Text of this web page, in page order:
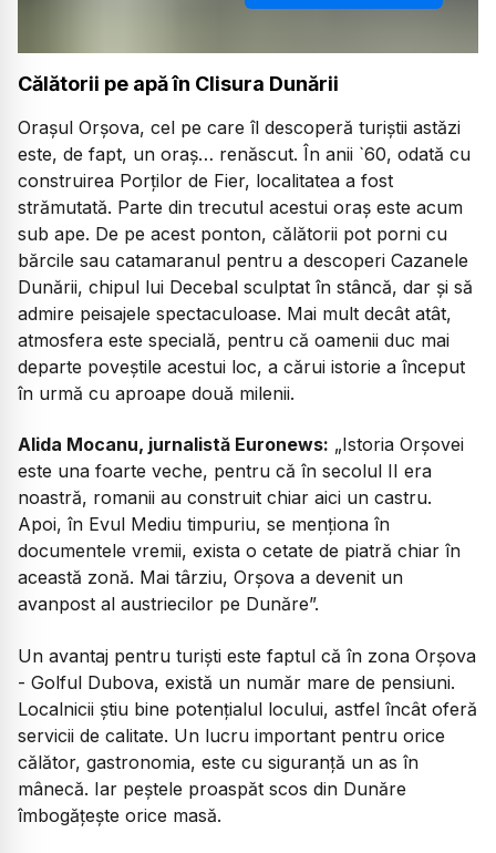
Călătorii pe apă în Clisura Dunării
Orașul Orșova, cel pe care îl descoperă turiștii astăzi
este, de fapt, un oraș… renăscut. În anii `60, odată cu
construirea Porților de Fier, localitatea a fost
strămutată. Parte din trecutul acestui oraș este acum
sub ape. De pe acest ponton, călătorii pot porni cu
bărcile sau catamaranul pentru a descoperi Cazanele
Dunării, chipul lui Decebal sculptat în stâncă, dar și să
admire peisajele spectaculoase. Mai mult decât atât,
atmosfera este specială, pentru că oamenii duc mai
departe poveștile acestui loc, a cărui istorie a început
în urmă cu aproape două milenii.
Alida Mocanu, jurnalistă Euronews: „Istoria Orșovei
este una foarte veche, pentru că în secolul II era
noastră, romanii au construit chiar aici un castru.
Apoi, în Evul Mediu timpuriu, se menționa în
documentele vremii, exista o cetate de piatră chiar în
această zonă. Mai târziu, Orșova a devenit un
avanpost al austriecilor pe Dunăre”.
Un avantaj pentru turiști este faptul că în zona Orșova
- Golful Dubova, există un număr mare de pensiuni.
Localnicii știu bine potențialul locului, astfel încât oferă
servicii de calitate. Un lucru important pentru orice
călător, gastronomia, este cu siguranță un as în
mânecă. Iar peștele proaspăt scos din Dunăre
îmbogățește orice masă.